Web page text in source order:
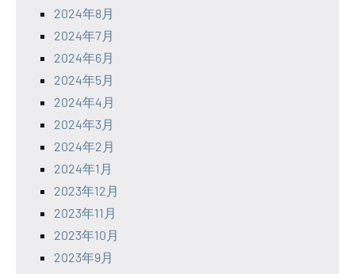
2024年8月
2024年7月
2024年6月
2024年5月
2024年4月
2024年3月
2024年2月
2024年1月
2023年12月
2023年11月
2023年10月
2023年9月